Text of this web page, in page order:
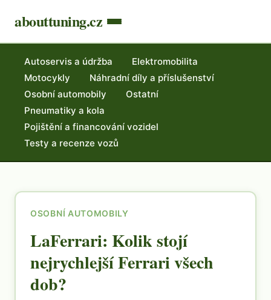
abouttuning.cz
Autoservis a údržba
Elektromobilita
Motocykly
Náhradní díly a příslušenství
Osobní automobily
Ostatní
Pneumatiky a kola
Pojištění a financování vozidel
Testy a recenze vozů
OSOBNÍ AUTOMOBILY
LaFerrari: Kolik stojí
nejrychlejší Ferrari všech
dob?